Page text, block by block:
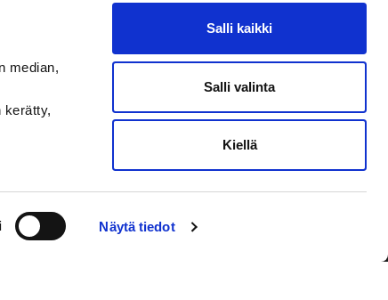
median,
kerätty,
Näytä tiedot
Salli kaikki
Salli valinta
Kiellä
VAASAN SPORT UUTISKIRJE